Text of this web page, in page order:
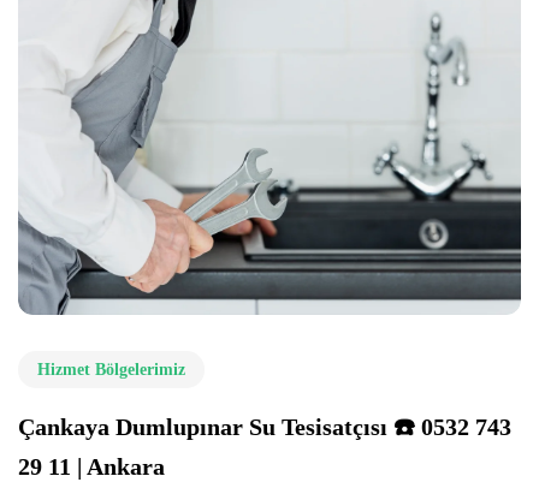
Hizmet Bölgelerimiz
Çankaya Dumlupınar Su Tesisatçısı ☎️ 0532 743
29 11 | Ankara